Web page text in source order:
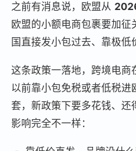
之前有消息说，欧盟从
欧盟的小额电商包裹要加
国直接发小包过去、靠极低
这条政策一落地，跨境电商
以前靠小包免税或者低税
套，新政策下要多花钱、还
影响完全不一样：